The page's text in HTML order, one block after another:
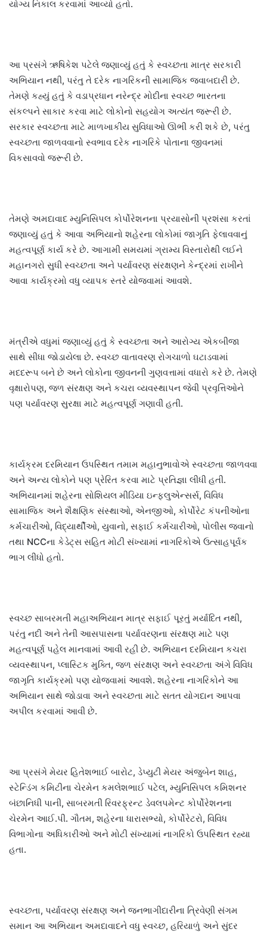
યોગ્ય નિકાલ કરવામાં આવ્યો હતો.
આ પ્રસંગે ઋષિકેશ પટેલે જણાવ્યું હતું કે સ્વચ્છતા માત્ર સરકારી
અભિયાન નથી, પરંતુ તે દરેક નાગરિકની સામાજિક જવાબદારી છે.
તેમણે કહ્યું હતું કે વડાપ્રધાન નરેન્દ્ર મોદીના સ્વચ્છ ભારતના
સંકલ્પને સાકાર કરવા માટે લોકોનો સહયોગ અત્યંત જરૂરી છે.
સરકાર સ્વચ્છતા માટે માળખાકીય સુવિધાઓ ઊભી કરી શકે છે, પરંતુ
સ્વચ્છતા જાળવવાનો સ્વભાવ દરેક નાગરિકે પોતાના જીવનમાં
વિકસાવવો જરૂરી છે.
તેમણે અમદાવાદ મ્યુનિસિપલ કોર્પોરેશનના પ્રયાસોની પ્રશંસા કરતાં
જણાવ્યું હતું કે આવા અભિયાનો શહેરના લોકોમાં જાગૃતિ ફેલાવવાનું
મહત્વપૂર્ણ કાર્ય કરે છે. આગામી સમયમાં ગ્રામ્ય વિસ્તારોથી લઈને
મહાનગરો સુધી સ્વચ્છતા અને પર્યાવરણ સંરક્ષણને કેન્દ્રમાં રાખીને
આવા કાર્યક્રમો વધુ વ્યાપક સ્તરે યોજવામાં આવશે.
મંત્રીએ વધુમાં જણાવ્યું હતું કે સ્વચ્છતા અને આરોગ્ય એકબીજા
સાથે સીધા જોડાયેલા છે. સ્વચ્છ વાતાવરણ રોગચાળો ઘટાડવામાં
મદદરૂપ બને છે અને લોકોના જીવનની ગુણવત્તામાં વધારો કરે છે. તેમણે
વૃક્ષારોપણ, જળ સંરક્ષણ અને કચરા વ્યવસ્થાપન જેવી પ્રવૃત્તિઓને
પણ પર્યાવરણ સુરક્ષા માટે મહત્વપૂર્ણ ગણાવી હતી.
કાર્યક્રમ દરમિયાન ઉપસ્થિત તમામ મહાનુભાવોએ સ્વચ્છતા જાળવવા
અને અન્ય લોકોને પણ પ્રેરિત કરવા માટે પ્રતિજ્ઞા લીધી હતી.
અભિયાનમાં શહેરના સોશિયલ મીડિયા ઇન્ફ્લુએન્સર્સ, વિવિધ
સામાજિક અને શૈક્ષણિક સંસ્થાઓ, એનજીઓ, કોર્પોરેટ કંપનીઓના
કર્મચારીઓ, વિદ્યાર્થીઓ, યુવાનો, સફાઈ કર્મચારીઓ, પોલીસ જવાનો
તથા NCCના કેડેટ્સ સહિત મોટી સંખ્યામાં નાગરિકોએ ઉત્સાહપૂર્વક
ભાગ લીધો હતો.
સ્વચ્છ સાબરમતી મહાઅભિયાન માત્ર સફાઈ પૂરતું મર્યાદિત નથી,
પરંતુ નદી અને તેની આસપાસના પર્યાવરણના સંરક્ષણ માટે પણ
મહત્વપૂર્ણ પહેલ માનવામાં આવી રહી છે. અભિયાન દરમિયાન કચરા
વ્યવસ્થાપન, પ્લાસ્ટિક મુક્તિ, જળ સંરક્ષણ અને સ્વચ્છતા અંગે વિવિધ
જાગૃતિ કાર્યક્રમો પણ યોજવામાં આવશે. શહેરના નાગરિકોને આ
અભિયાન સાથે જોડાવા અને સ્વચ્છતા માટે સતત યોગદાન આપવા
અપીલ કરવામાં આવી છે.
આ પ્રસંગે મેયર હિતેશભાઈ બારોટ, ડેપ્યુટી મેયર અંજુબેન શાહ,
સ્ટેન્ડિંગ કમિટીના ચેરમેન કમલેશભાઈ પટેલ, મ્યુનિસિપલ કમિશનર
બંછાનિધી પાની, સાબરમતી રિવરફ્રન્ટ ડેવલપમેન્ટ કોર્પોરેશનના
ચેરમેન આઈ.પી. ગૌતમ, શહેરના ધારાસભ્યો, કોર્પોરેટરો, વિવિધ
વિભાગોના અધિકારીઓ અને મોટી સંખ્યામાં નાગરિકો ઉપસ્થિત રહ્યા
હતા.
સ્વચ્છતા, પર્યાવરણ સંરક્ષણ અને જનભાગીદારીના ત્રિવેણી સંગમ
સમાન આ અભિયાન અમદાવાદને વધુ સ્વચ્છ, હરિયાળું અને સુંદર